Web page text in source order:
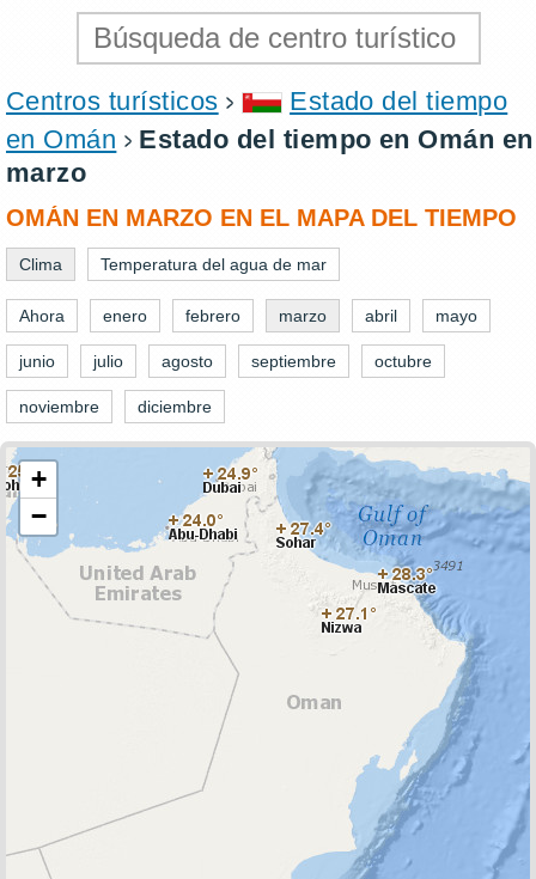
Centros turísticos
Estado del tiempo
en Omán
Estado del tiempo en Omán en
marzo
OMÁN EN MARZO EN EL MAPA DEL TIEMPO
Clima Temperatura del agua de mar
Ahora enero febrero marzo abril mayo
junio julio agosto septiembre octubre
noviembre diciembre
+
−